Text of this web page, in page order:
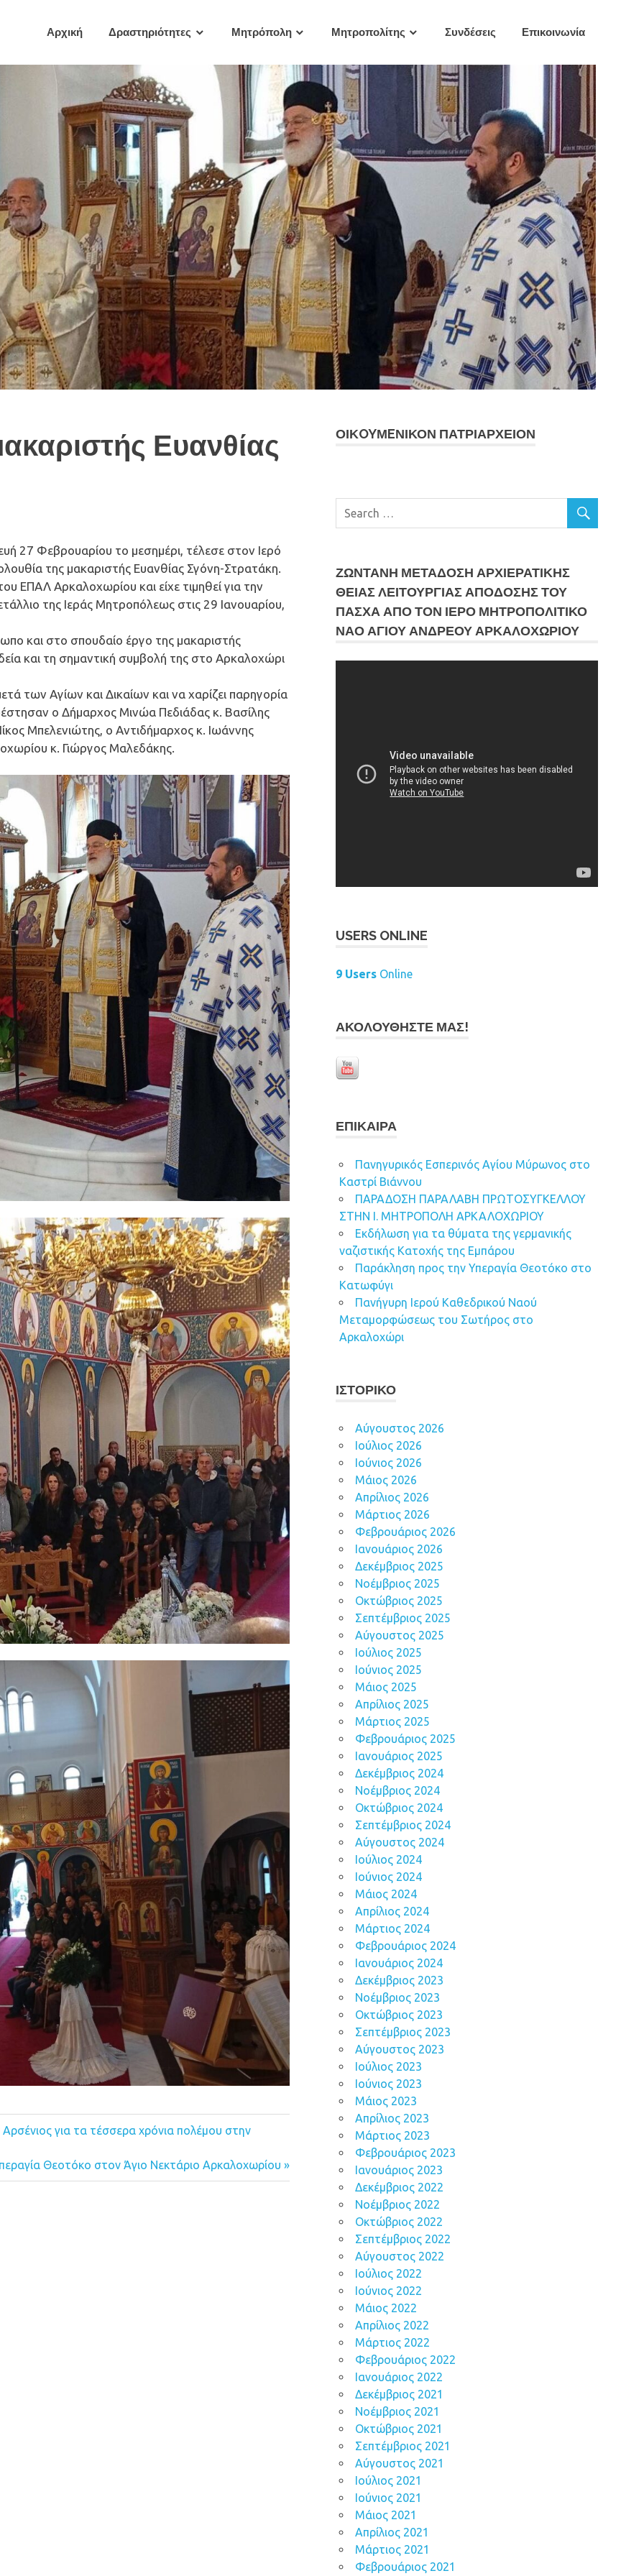
Αρχική Δραστηριότητες Μητρόπολη Μητροπολίτης Συνδέσεις Επικοινωνία
Ευανθίας
27 Φεβρουαρίου το μεσημέρι, τέλεσε στον Ιερό
της μακαριστής Ευανθίας Σγόνη-Στρατάκη.
ΕΠΑΛ Αρκαλοχωρίου και είχε τιμηθεί για την
της Ιεράς Μητροπόλεως στις 29 Ιανουαρίου,
και στο σπουδαίο έργο της μακαριστής
και τη σημαντική συμβολή της στο Αρκαλοχώρι
των Αγίων και Δικαίων και να χαρίζει παρηγορία
ο Δήμαρχος Μινώα Πεδιάδας κ. Βασίλης
Μπελενιώτης, ο Αντιδήμαρχος κ. Ιωάννης
κ. Γιώργος Μαλεδάκης.
για τα τέσσερα χρόνια πολέμου στην
Θεοτόκο στον Άγιο Νεκτάριο Αρκαλοχωρίου
ΟΙΚOYΜEΝΙΚΟΝ ΠΑΤΡΙΑΡΧΕΙΟΝ
ΖΩΝΤΑΝΗ ΜΕΤΆΔΟΣΗ ΑΡΧΙΕΡΑΤΙΚΗΣ
ΘΕΙΑΣ ΛΕΙΤΟΥΡΓΙΑΣ ΑΠΟΔΟΣΗΣ ΤΟΥ
ΠΑΣΧΑ ΑΠΟ ΤΟΝ ΙΕΡΟ ΜΗΤΡΟΠΟΛΙΤΙΚΟ
ΝΑΟ ΑΓΙΟΥ ΑΝΔΡΕΟΥ ΑΡΚΑΛΟΧΩΡΙΟΥ
USERS ONLINE
9 Users Online
ΑΚΟΛΟΥΘΉΣΤΕ ΜΑΣ!
ΕΠΊΚΑΙΡΑ
Πανηγυρικός Εσπερινός Αγίου Μύρωνος στο
Καστρί Βιάννου
ΠΑΡΑΔΟΣΗ ΠΑΡΑΛΑΒΗ ΠΡΩΤΟΣΥΓΚΕΛΛΟΥ
ΣΤΗΝ Ι. ΜΗΤΡΟΠΟΛΗ ΑΡΚΑΛΟΧΩΡΙΟΥ
Εκδήλωση για τα θύματα της γερμανικής
ναζιστικής Κατοχής της Εμπάρου
Παράκληση προς την Υπεραγία Θεοτόκο στο
Κατωφύγι
Πανήγυρη Ιερού Καθεδρικού Ναού
Μεταμορφώσεως του Σωτήρος στο
Αρκαλοχώρι
ΙΣΤΟΡΙΚΌ
Αύγουστος 2026
Ιούλιος 2026
Ιούνιος 2026
Μάιος 2026
Απρίλιος 2026
Μάρτιος 2026
Φεβρουάριος 2026
Ιανουάριος 2026
Δεκέμβριος 2025
Νοέμβριος 2025
Οκτώβριος 2025
Σεπτέμβριος 2025
Αύγουστος 2025
Ιούλιος 2025
Ιούνιος 2025
Μάιος 2025
Απρίλιος 2025
Μάρτιος 2025
Φεβρουάριος 2025
Ιανουάριος 2025
Δεκέμβριος 2024
Νοέμβριος 2024
Οκτώβριος 2024
Σεπτέμβριος 2024
Αύγουστος 2024
Ιούλιος 2024
Ιούνιος 2024
Μάιος 2024
Απρίλιος 2024
Μάρτιος 2024
Φεβρουάριος 2024
Ιανουάριος 2024
Δεκέμβριος 2023
Νοέμβριος 2023
Οκτώβριος 2023
Σεπτέμβριος 2023
Αύγουστος 2023
Ιούλιος 2023
Ιούνιος 2023
Μάιος 2023
Απρίλιος 2023
Μάρτιος 2023
Φεβρουάριος 2023
Ιανουάριος 2023
Δεκέμβριος 2022
Νοέμβριος 2022
Οκτώβριος 2022
Σεπτέμβριος 2022
Αύγουστος 2022
Ιούλιος 2022
Ιούνιος 2022
Μάιος 2022
Απρίλιος 2022
Μάρτιος 2022
Φεβρουάριος 2022
Ιανουάριος 2022
Δεκέμβριος 2021
Νοέμβριος 2021
Οκτώβριος 2021
Σεπτέμβριος 2021
Αύγουστος 2021
Ιούλιος 2021
Ιούνιος 2021
Μάιος 2021
Απρίλιος 2021
Μάρτιος 2021
Φεβρουάριος 2021